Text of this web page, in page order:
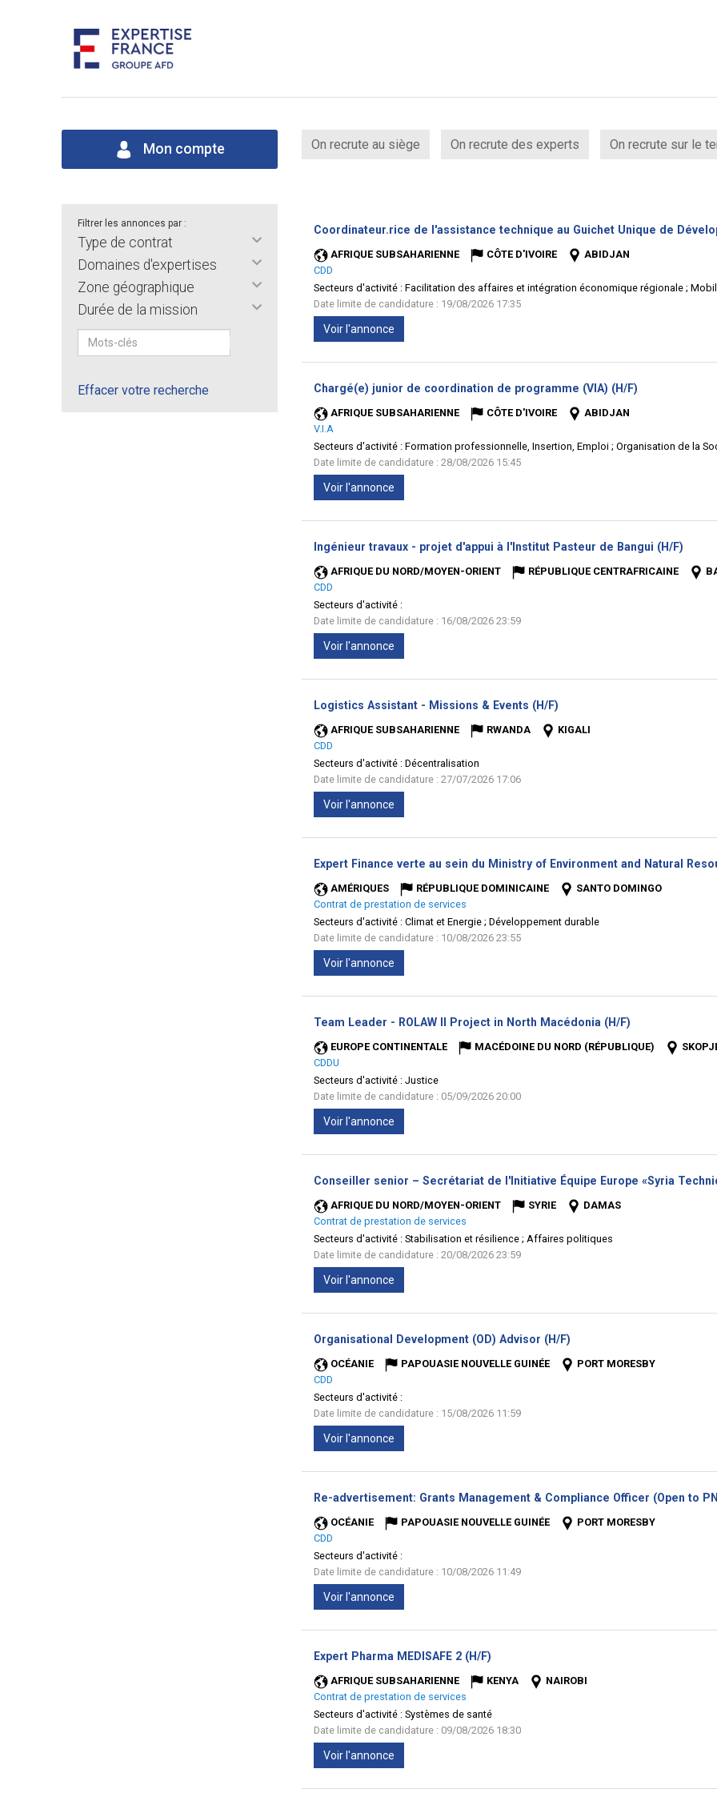
Mon compte On recrute au siège On recrute des experts On recrute sur le
Filtrer les annonces par :
Type de contrat
Domaines d'expertises
Zone géographique
Durée de la mission
Effacer votre recherche
Coordinateur.rice de l'assistance technique au Guichet Unique de
AFRIQUE SUBSAHARIENNE CÔTE D'IVOIRE
ABIDJAN
CDD
Secteurs d'activité : Facilitation des affaires et intégration économique régionale ;
Date limite de candidature : 19/08/2026 17:35
Voir l'annonce
Chargé(e) junior de coordination de programme (VIA) (H/F)
AFRIQUE SUBSAHARIENNE CÔTE D'IVOIRE
ABIDJAN
V.I.A
Secteurs d'activité : Formation professionnelle, Insertion, Emploi ; Organisation de la
Date limite de candidature : 28/08/2026 15:45
Voir l'annonce
Ingénieur travaux - projet d'appui à l'Institut Pasteur de Bangui (H/F)
AFRIQUE DU NORD/MOYEN-ORIENT RÉPUBLIQUE CENTRAFRICAINE
CDD
Secteurs d'activité :
Date limite de candidature : 16/08/2026 23:59
Voir l'annonce
Logistics Assistant - Missions & Events (H/F)
AFRIQUE SUBSAHARIENNE RWANDA
KIGALI
CDD
Secteurs d'activité : Décentralisation
Date limite de candidature : 27/07/2026 17:06
Voir l'annonce
Expert Finance verte au sein du Ministry of Environment and Natural
AMÉRIQUES RÉPUBLIQUE DOMINICAINE
SANTO DOMINGO
Contrat de prestation de services
Secteurs d'activité : Climat et Energie ; Développement durable
Date limite de candidature : 10/08/2026 23:55
Voir l'annonce
Team Leader - ROLAW II Project in North Macédonia (H/F)
EUROPE CONTINENTALE MACÉDOINE DU NORD (RÉPUBLIQUE)
CDDU
Secteurs d'activité : Justice
Date limite de candidature : 05/09/2026 20:00
Voir l'annonce
Conseiller senior – Secrétariat de l'Initiative Équipe Europe «Syria
AFRIQUE DU NORD/MOYEN-ORIENT SYRIE
DAMAS
Contrat de prestation de services
Secteurs d'activité : Stabilisation et résilience ; Affaires politiques
Date limite de candidature : 20/08/2026 23:59
Voir l'annonce
Organisational Development (OD) Advisor (H/F)
OCÉANIE PAPOUASIE NOUVELLE GUINÉE
PORT MORESBY
CDD
Secteurs d'activité :
Date limite de candidature : 15/08/2026 11:59
Voir l'annonce
Re-advertisement: Grants Management & Compliance Officer (Open to
OCÉANIE PAPOUASIE NOUVELLE GUINÉE
PORT MORESBY
CDD
Secteurs d'activité :
Date limite de candidature : 10/08/2026 11:49
Voir l'annonce
Expert Pharma MEDISAFE 2 (H/F)
AFRIQUE SUBSAHARIENNE KENYA
NAIROBI
Contrat de prestation de services
Secteurs d'activité : Systèmes de santé
Date limite de candidature : 09/08/2026 18:30
Voir l'annonce